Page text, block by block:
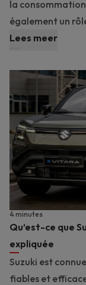
la
également un
Lees meer
Qu’est-ce que
expliquée
4 minutes
Suzuki est
fiables et